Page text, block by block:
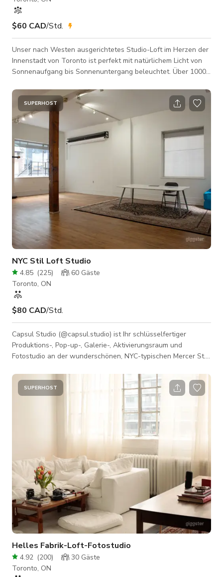
$60 CAD/Std.
Unser nach Westen ausgerichtetes Studio-Loft im Herzen der
Innenstadt von Toronto ist perfekt mit natürlichem Licht von
Sonnenaufgang bis Sonnenuntergang beleuchtet. Über 1000
Egal, ob Sie Content Creator, Geschäftsinhaber oder Fotograf
sind, dieser Raum ist die perfekte Leinwand. Im Raum befindet
sich eine voll funktionsfähige Küche mit Ofen, Herd, großem
Kühlschrank und Kücheninsel. Der Raum eignet sich für
Fotoshootings und
SUPERHOST
NYC Stil Loft Studio
4.85 (225) 60 Gäste
Toronto, ON
$80 CAD/Std.
Capsul Studio (@capsul.studio) ist Ihr schlüsselfertiger
Produktions-, Pop-up-, Galerie-, Aktivierungsraum und
Fotostudio an der wunderschönen, NYC-typischen Mercer St.
optimieren, indem er die Werkzeuge bereitstellt, die Sie
benötigen, um effizient und effektiv zu sein. Pop-
ups/Markteinführungen/Socials/Galerien/Aktivierungsraum
Soundsystem. Privater Eingang. Checkout-/Bezahlberei
SUPERHOST
Helles Fabrik-Loft-Fotostudio
4.92 (200) 30 Gäste
Toronto, ON